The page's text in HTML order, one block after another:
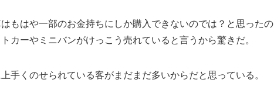
もはや一部のお金持ちにしか購入できないのでは？と思ったの
カーやミニバンがけっこう売れていると言うから驚きだ。
手くのせられている客がまだまだ多いからだと思っている。